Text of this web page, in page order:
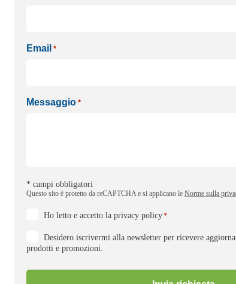
Email *
Messaggio *
* campi obbligatori
Questo sito è protetto da reCAPTCHA e si applicano le Norme sulla
Consenso
Ho letto e accetto la privacy policy*
Consenso
newsletter
Desidero iscrivermi alla newsletter per ricevere
prodotti e promozioni.